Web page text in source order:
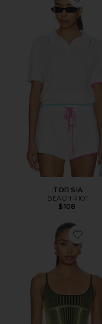
ТОП SIA
BEACH RIOT
$108